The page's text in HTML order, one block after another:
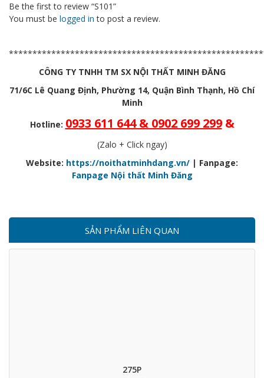
Be the first to review “S101”
You must be logged in to post a review.
CÔNG TY TNHH TM SX NỘI THẤT MINH ĐĂNG
71/6C Lê Quang Định, Phường 14, Quận Bình Thạnh, Hồ Chí
Minh
Hotline: 0933 611 644 & 0902 699 299 &
(Zalo + Click ngay)
Website: https://noithatminhdang.vn/ | Fanpage:
Fanpage Nội thất Minh Đăng
SẢN PHẨM LIÊN QUAN
275P